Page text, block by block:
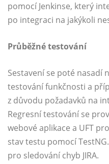
pomocí Jenkinse, který
po integraci na jakýkoli
Průběžné testování
Sestavení se poté nasadí
testování funkčnosti a
z důvodu požadavků na
Regresní testování se
webové aplikace a UFT
stav testu pomocí
pro sledování chyb JIRA.